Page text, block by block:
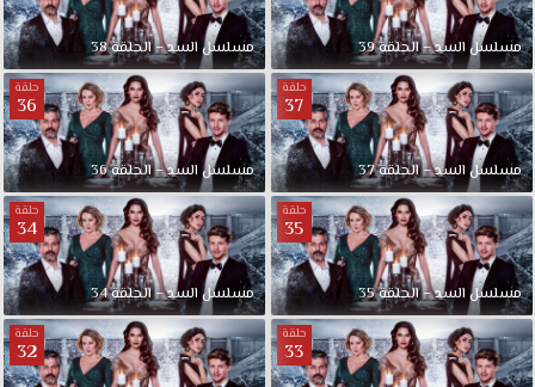
مسلسل السد – الحلقة 39 مسلسل السد – الحلقة 38
حلقة
37
مسلسل السد – الحلقة 37
حلقة
36
مسلسل السد – الحلقة 36
حلقة
35
مسلسل السد – الحلقة 35
حلقة
34
مسلسل السد – الحلقة 34
حلقة
33
حلقة
32